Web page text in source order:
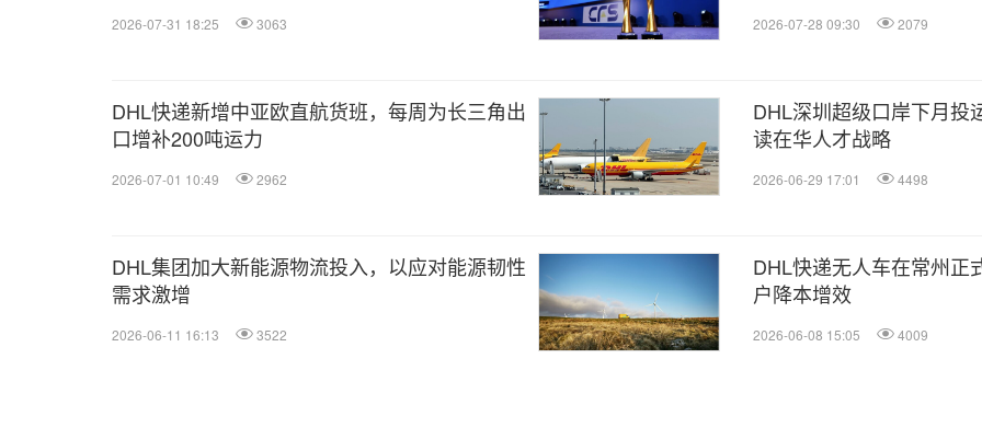
2026-07-31 18:25 3063 2026-07-28 09:30 2079
DHL快递新增中亚欧直航货班，每周为长三角出
口增补200吨运力
2026-07-01 10:49 2962
DHL深圳超级口岸下月投
读在华人才战略
2026-06-29 17:01 4498
DHL集团加大新能源物流投入，以应对能源韧性
需求激增
2026-06-11 16:13 3522
DHL快递无人车在常州正
户降本增效
2026-06-08 15:05 4009